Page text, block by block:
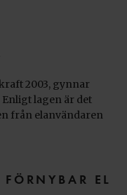
2003, gynnar
lagen är det
från elanvändaren
EL